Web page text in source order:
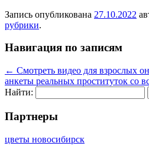
Запись опубликована 27.10.2022
рубрики.
Навигация по записям
← Смотреть видео для взрослых
анкеты реальных проституток со
Найти:
Партнеры
цветы новосибирск